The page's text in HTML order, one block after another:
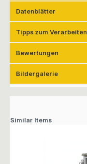
Datenblätter
Tipps zum Verarbeiten
Bewertungen
Bildergalerie
Similar Items